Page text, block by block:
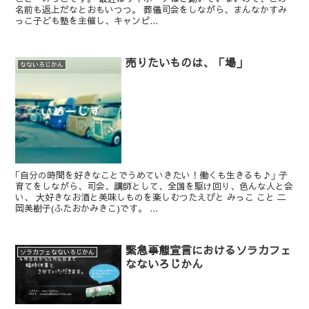
名前も返上だなとおもいつつ。 葬儀司会をしながら、まんなかすみ
っこ子ども塾を主催し、キャンピ...
なないろじかん 売りたいものは、「場」
｢自分の時間を好きなことでうめていきたい！働くも生きるも♪｣ 子
育てをしながら、司会、講師として、全国を駆け回り、色んな人と会
い、 大好きなお酒と美味しものを楽しむつたえびと みっこ こと 二
岡美樹子(ふたおかみきこ)です。 ...
ソラカフェなないろじかん
緊急事態宣言におけるソラカフェ
なないろじかん